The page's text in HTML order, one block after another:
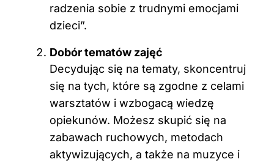
radzenia sobie z trudnymi emocjami
dzieci”.
Dobór tematów zajęć
Decydując się na tematy, skoncentruj
się na tych, które są zgodne z celami
warsztatów i wzbogacą wiedzę
opiekunów. Możesz skupić się na
zabawach ruchowych, metodach
aktywizujących, a także na muzyce i